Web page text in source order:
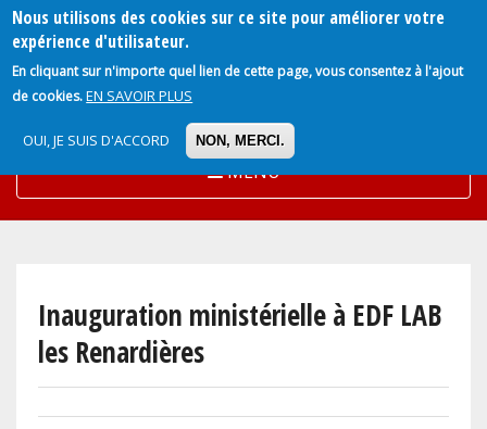
Nous utilisons des cookies sur ce site pour améliorer votre
expérience d'utilisateur.
En cliquant sur n'importe quel lien de cette page, vous consentez à l'ajout
de cookies.EN SAVOIR PLUS
OUI, JE SUIS D'ACCORD NON, MERCI.
Aller
contenu
MENU
Inauguration ministérielle à EDF LAB
les Renardières